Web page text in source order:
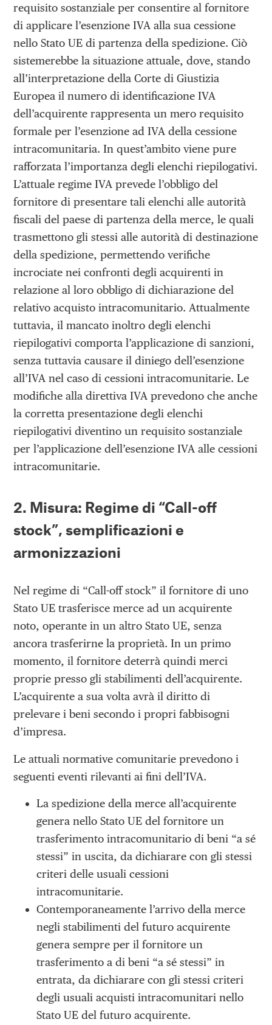
requisito sostanziale per consentire al fornitore
di applicare l’esenzione IVA alla sua cessione
nello Stato UE di partenza della spedizione. Ciò
sistemerebbe la situazione attuale, dove, stando
all’interpretazione della Corte di Giustizia
Europea il numero di identificazione IVA
dell’acquirente rappresenta un mero requisito
formale per l’esenzione ad IVA della cessione
intracomunitaria. In quest’ambito viene pure
rafforzata l’importanza degli elenchi riepilogativi.
L’attuale regime IVA prevede l’obbligo del
fornitore di presentare tali elenchi alle autorità
fiscali del paese di partenza della merce, le quali
trasmettono gli stessi alle autorità di destinazione
della spedizione, permettendo verifiche
incrociate nei confronti degli acquirenti in
relazione al loro obbligo di dichiarazione del
relativo acquisto intracomunitario. Attualmente
tuttavia, il mancato inoltro degli elenchi
riepilogativi comporta l’applicazione di sanzioni,
senza tuttavia causare il diniego dell’esenzione
all’IVA nel caso di cessioni intracomunitarie. Le
modifiche alla direttiva IVA prevedono che anche
la corretta presentazione degli elenchi
riepilogativi diventino un requisito sostanziale
per l’applicazione dell’esenzione IVA alle cessioni
intracomunitarie.
2. Misura: Regime di “Call-off
stock”, semplificazioni e
armonizzazioni
Nel regime di “Call-off stock” il fornitore di uno
Stato UE trasferisce merce ad un acquirente
noto, operante in un altro Stato UE, senza
ancora trasferirne la proprietà. In un primo
momento, il fornitore deterrà quindi merci
proprie presso gli stabilimenti dell’acquirente.
L’acquirente a sua volta avrà il diritto di
prelevare i beni secondo i propri fabbisogni
d’impresa.
Le attuali normative comunitarie prevedono i
seguenti eventi rilevanti ai fini dell’IVA.
La spedizione della merce all’acquirente
genera nello Stato UE del fornitore un
trasferimento intracomunitario di beni “a sé
stessi” in uscita, da dichiarare con gli stessi
criteri delle usuali cessioni
intracomunitarie.
Contemporaneamente l’arrivo della merce
negli stabilimenti del futuro acquirente
genera sempre per il fornitore un
trasferimento a di beni “a sé stessi” in
entrata, da dichiarare con gli stessi criteri
degli usuali acquisti intracomunitari nello
Stato UE del futuro acquirente.